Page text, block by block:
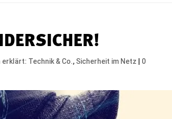
erklärt: Technik & Co., Sicherheit im Netz
0